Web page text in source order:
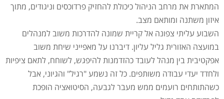
המתארת את מרחב הניהול כיכולת להחזיק פרדוכסים וניגודים, מתוך
איזון משתנה ומותאם מצב.
השבוע עליתי צפונה אל קריית שמונה להדרכות משוב למנהלים
במועצה האזורית גליל עליון. דיברנו על מאפייני שיחת משוב
אפקטיבית בין מנהל לעובד כהזדמנות להיפגש, לשוחח, לתאם ציפיות
ולחדד יעדי עבודה משותפים. כל זה נשמע "רגיל" והגיוני, אבל
כשהתותחים רועמים ממש מעבר לגבעה, הסיטואציה הופכת